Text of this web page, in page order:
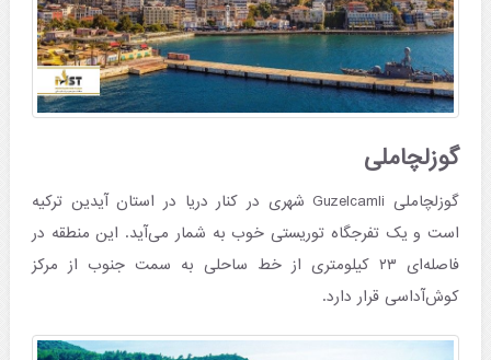
گوزلچاملی
گوزلچاملی Guzelcamli شهری در کنار دریا در استان آیدین ترکیه
است و یک تفرجگاه توریستی خوب به شمار می‌آید. این منطقه در
فاصله‌ای ۲۳ کیلومتری از خط ساحلی به سمت جنوب از مرکز
کوش‌آداسی قرار دارد.